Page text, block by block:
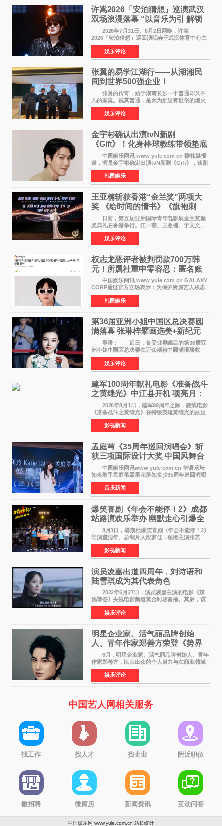
许嵩2026「安泊猜想」巡演武汉
双场浪漫落幕 “以音乐为引 解锁
江城记忆”
2026年7月31日、8月2日两晚，许嵩
2026「安泊猜想」巡回演唱会于武汉体育中心主
体育场盛大开唱。许嵩与数万歌迷在此相聚，从
浪漫惬意的舞台设计到充满诚意与惊喜的现场互
动，共同开启了一场关于
娱乐评论
张翼的易学江湖行——从湖湘民
间到世界500强企业！
张翼的传奇，始于湖南长沙一个普通却又不
凡的家庭。说其普通，是因为那里有世俗的烟火
气；说其不凡，是因为家中有一位洞悉天地玄机
的长者——他的爷爷。作为当地的风水师，爷爷
是张翼走进易学
娱乐评论
金宇彬确认出演tvN新剧
《Gift》！化身棒球教练带领垫底
球队逆袭
中国娱乐网讯 www yule com cn 据韩媒报
道，演员金宇彬确定出演tvN新剧《Gift》，该剧
预计将于下半年播出，引发观众高度期待。
本剧改编自同名网络漫画，讲述一位经历意外事
故后获得特殊
韩国娱乐
王亚楠斩获香港“金兰奖”两项大
奖 《给时间的情书》《旗袍刺
客》双双获肯定
日前，第五届亚洲国际青年电影展金兰奖颁
奖典礼在香港举行。江一燕、王亚楠、于文文、
李东学等知名演员出席活动。著名演员、导演王
亚楠凭借音乐故事片《给时间的情书》和院线电
影《旗袍刺客》
娱乐评论
权志龙恶评者被判罚款700万韩
元！所属社重申零容忍：匿名账
号也难逃刑责
中国娱乐网讯 www yule com cn GALAXY
CORP通过官方立场表示：为保护所属艺人权志
龙的名誉和权益，将持续对网络上发生的名誉损
害、散布虚假事实、侮辱、恶意诽谤等行为采取
法律应对措施。
韩国娱乐
第36届亚洲小姐中国区总决赛圆
满落幕 张琳梓擘画选美+新纪元
导语： 近日，备受业界瞩目的第36届亚
洲小姐中国区总决赛在万众期待中圆满璀璨收
官。整场盛典汇聚万千芳华，不仅完成了新一届
美丽代言人的加冕选拔，更在行业发展层面带来
颠覆性突破。活动
娱乐评论
建军100周年献礼电影《准备战斗
之黄继光》中江县开机 项亮月：
以光影为笔，书写英雄赞歌
2026年8月1日，建军99周年之际，院线电影
《准备战斗之黄继光》在特级英雄黄继光的故里
——四川省德阳市中江县黄继光出生地正式开
机。本片出品人、总制片人项亮月主持开机仪
式，&zwnj;特级英雄
影视新闻
孟庭苇《35周年巡回演唱会》斩
获三项国际设计大奖 中国风舞台
美学获全球认可
中国娱乐网讯www yule com cn 华语乐坛
知名歌手孟庭苇孟里花落知多少35周年巡回演唱
会再传喜讯。该演唱会先后荣获美国MUSE
Creative Awards白金奖（Platinum Winner）、
英国London Design
音乐新闻
爆笑喜剧《年会不能停！2》成都
站路演欢乐举办 幽默走心引爆全
场共鸣
8月3日，暑期档爆笑喜剧《年会不能停！2》
导演董润年、总制片人应萝佳，领衔主演张若
昀、白客，惊喜出演庄达菲，特别主演孙艺洲，
特别出演田雨，友情出演欧阳奋强出席成都路
演，与观众近距离互
影视新闻
演员凌嘉出道四周年，刘诗语和
陆雪琪成为其代表角色
2022年6月27日，演员凌嘉主演的电影《辣
妈犟爸》央视电影频道黄金时段首播。其后，该
电影在央视电影频道多次复播（2022年8月10
日，2022年9月30日，2023年7月17日，2025年7
月14日）。除了多次复
娱乐评论
明星企业家、活气丽品牌创始
人、青年作家郑善方荣登《势界
POWERCIRCLES》6月刊
6月，明星企业家、活气丽品牌创始人、青年
作家郑善方，以其出众的个人魅力与在商业领域
的卓越建树，成功登上《势界
POWERCIRCLES》，展现了他在时尚与商业领
域的双重影响力。 明星企业家、青
娱乐评论
中国艺人网相关服务
找工作 找人才 找企业 附近职位
微招聘 微简历 新闻资讯 互动问答
中国娱乐网 www.yule.com.cn 站长统计